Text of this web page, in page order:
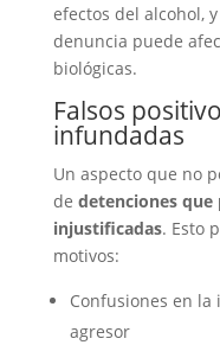
efectos del alcohol,
denuncia puede
biológicas.
Falsos
infundadas
Un aspecto que no
de detenciones
injustificadas. Esto
motivos:
Confusiones en
agresor